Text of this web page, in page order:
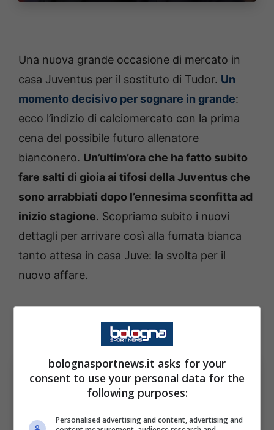
Una nuova grande occasione di mercato in
casa Juventus per il sostituto di Tudor. Un
momento decisivo per sognare in grande:
ecco l’indizio di calciomercato con la prima
cena del possibile futuro allenatore
bianconero. Un’ultim’ora che ha fatto subito
fare salti di gioia ai tifosi della Juventus che
sono arrabbiati dopo l’ennesima sconfitta ad
inizio stagione. Scopriamo subito i nuovi
dettagli per arrivare così alla fumata bianca
tanto attesa in casa Juve: la svolta per il
nuovo affare.
Juventus, la nuova mossa per
il post Tudor: l’ultim’ora
bolognasportnews.it asks for your
consent to use your personal data for the
following purposes:
Personalised advertising and content, advertising and